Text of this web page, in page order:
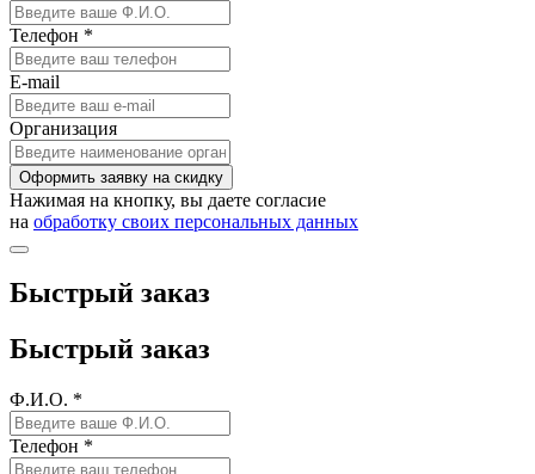
Телефон *
E-mail
Организация
Оформить заявку на скидку
Нажимая на кнопку, вы даете согласие
на обработку своих персональных данных
Быстрый заказ
Быстрый заказ
Ф.И.О. *
Телефон *